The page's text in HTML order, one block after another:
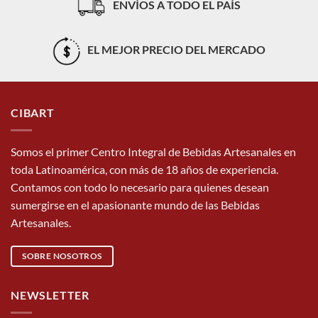
ENVÍOS A TODO EL PAÍS
EL MEJOR PRECIO DEL MERCADO
CIBART
Somos el primer Centro Integral de Bebidas Artesanales en
toda Latinoamérica, con más de 18 años de experiencia.
Contamos con todo lo necesario para quienes desean
sumergirse en el apasionante mundo de las Bebidas
Artesanales.
SOBRE NOSOTROS
NEWSLETTER